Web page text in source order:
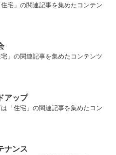
宅」の関連記事を集めたコンテン
」の関連記事を集めたコンテンツ
アップ
「住宅」の関連記事を集めたコン
ナンス